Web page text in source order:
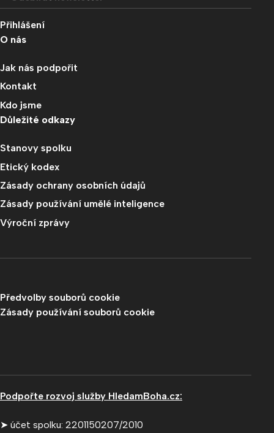
Přihlášení
O nás
Jak nás podpořit
Kontakt
Kdo jsme
Důležité odkazy
Stanovy spolku
Etický kodex
Zásady ochrany osobních údajů
Zásady používání umělé inteligence
Výroční zprávy
Předvolby souborů cookie
Zásady používání souborů cookie
Podpořte rozvoj služby HledamBoha.cz:
➤ účet spolku: 2201150207/2010